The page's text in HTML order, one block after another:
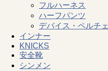
フルハーネス
ハーフパンツ
デバイス・ペルチェ
インナー
KNICKS
安全靴
シンメン